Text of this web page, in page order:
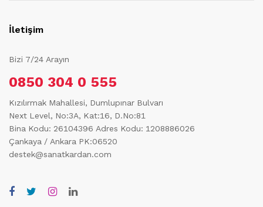
İletişim
Bizi 7/24 Arayın
0850 304 0 555
Kızılırmak Mahallesi, Dumlupınar Bulvarı
Next Level, No:3A, Kat:16, D.No:81
Bina Kodu: 26104396 Adres Kodu: 1208886026
Çankaya / Ankara PK:06520
destek@sanatkardan.com